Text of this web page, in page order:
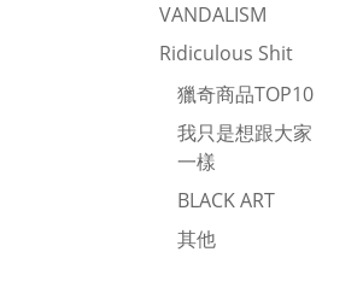
VANDALISM
Ridiculous Shit
獵奇商品TOP10
我只是想跟大家
一樣
BLACK ART
其他